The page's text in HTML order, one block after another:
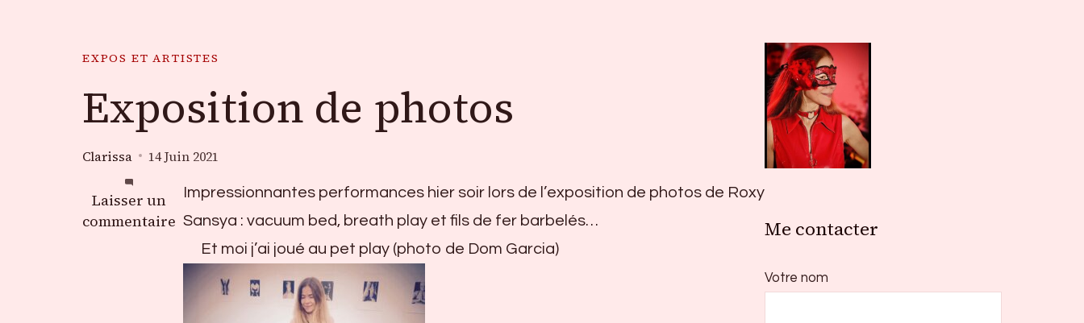
EXPOS ET ARTISTES
Exposition de photos
Clarissa 14 Juin 2021
Laisser un
commentaire
sur
Exposition
Impressionnantes performances hier soir lors de l’exposition de photos de Roxy
Sansya : vacuum bed, breath play et fils de fer barbelés…
Et moi j’ai joué au pet play (photo de Dom Garcia)
Me contacter
Votre nom